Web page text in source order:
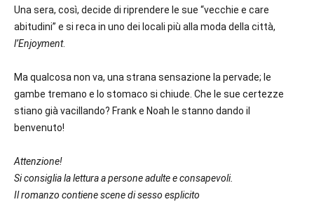
Una sera, così, decide di riprendere le sue “vecchie e care
abitudini” e si reca in uno dei locali più alla moda della città,
l’Enjoyment.
Ma qualcosa non va, una strana sensazione la pervade; le
gambe tremano e lo stomaco si chiude. Che le sue certezze
stiano già vacillando? Frank e Noah le stanno dando il
benvenuto!
Attenzione!
Si consiglia la lettura a persone adulte e consapevoli.
Il romanzo contiene scene di sesso esplicito